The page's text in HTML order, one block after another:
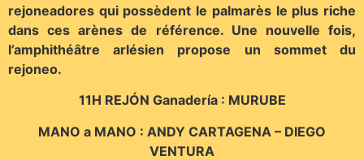
rejoneadores qui possèdent le palmarès le plus riche
dans ces arènes de référence. Une nouvelle fois,
l’amphithéâtre arlésien propose un sommet du
rejoneo.
11H REJÓN Ganadería : MURUBE
MANO a MANO : ANDY CARTAGENA – DIEGO
VENTURA